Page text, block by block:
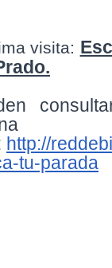
visita:
http://
tu-parada